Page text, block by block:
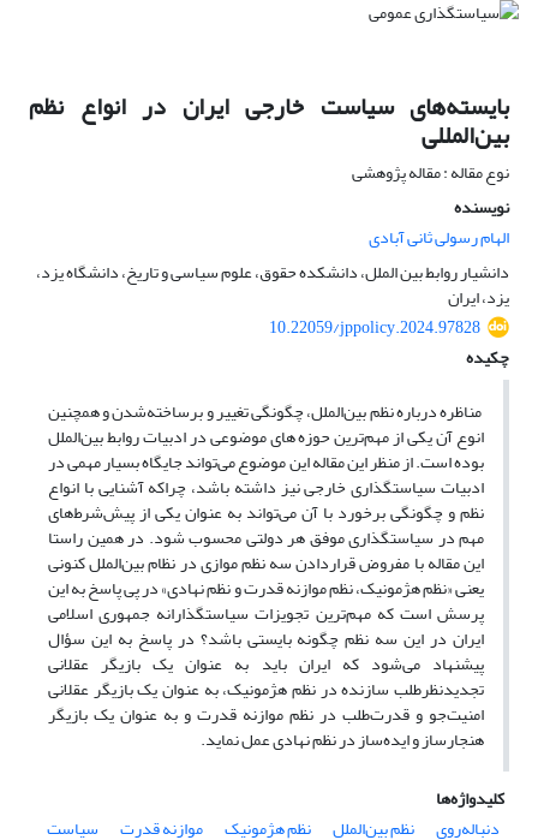
بایسته‌های سیاست خارجی ایران در انواع نظم
بین‌المللی
نوع مقاله : مقاله پژوهشی
نویسنده
الهام رسولی ثانی آبادی
دانشیار روابط بین الملل، دانشکده حقوق، علوم سیاسی و تاریخ، دانشگاه یزد،
یزد، ایران
10.22059/jppolicy.2024.97828
چکیده
مناظره درباره نظم بین‌الملل، چگونگی تغییر و برساخته‌شدن و همچنین
انوع آن یکی از مهم‌ترین حوزه های موضوعی در ادبیات روابط بین‌الملل
بوده است. از منظر این مقاله این موضوع می‌تواند جایگاه بسیار مهمی در
ادبیات سیاستگذاری خارجی نیز داشته باشد، چراکه آشنایی با انواع
نظم و چگونگی برخورد با آن می‌تواند به عنوان یکی از پیش‌شرط‌های
مهم در سیاستگذاری موفق هر دولتی محسوب شود. در همین راستا
این مقاله با مفروض قراردادن سه نظم موازی در نظام بین‌الملل کنونی
یعنی «نظم هژمونیک، نظم موازنه قدرت و نظم نهادی» در پی پاسخ به این
پرسش است که مهم‌ترین تجویزات سیاستگذارانه جمهوری اسلامی
ایران در این سه نظم چگونه بایستی باشد؟ در پاسخ به این سؤال
پیشنهاد می‌شود که ایران باید به عنوان یک بازیگر عقلانی
تجدیدنظرطلب سازنده در نظم هژمونیک، به عنوان یک بازیگر عقلانی
امنیت‌جو و قدرت‌طلب در نظم موازنه قدرت و به عنوان یک بازیگر
هنجارساز و ایده‌ساز در نظم نهادی عمل نماید.
کلیدواژه‌ها
دنباله‌روی
نظم بین‌الملل نظم هژمونیک موازنه قدرت سیاست